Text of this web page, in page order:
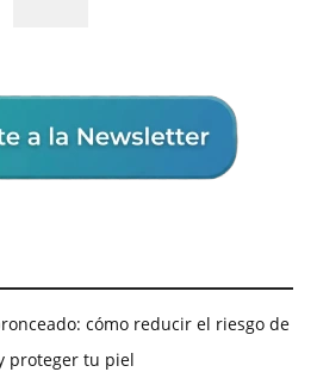
cómo reducir el riesgo de
proteger tu piel